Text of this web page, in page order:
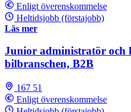
Enligt överenskommelse
Heltidsjobb (förstajobb)
Läs mer
Junior administratör och
bilbranschen, B2B
167 51
Enligt överenskommelse